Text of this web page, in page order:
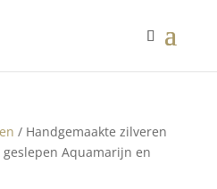
/ Handgemaakte zilveren
Aquamarijn en